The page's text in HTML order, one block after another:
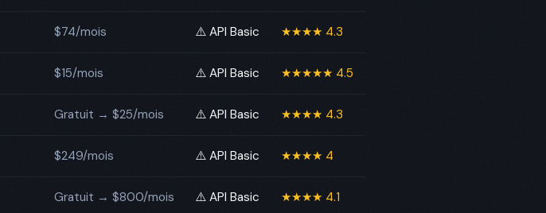
$74/mois ⚠️ API Basic ★★★★ 4.3
$15/mois ⚠️ API Basic ★★★★★ 4.5
Gratuit → $25/mois ⚠️ API Basic ★★★★ 4.3
$249/mois ⚠️ API Basic ★★★★ 4
Gratuit → $800/mois ⚠️ API Basic ★★★★ 4.1